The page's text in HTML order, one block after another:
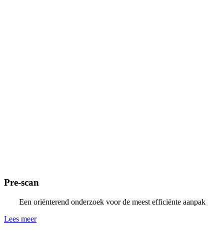
Pre-scan
Een oriënterend onderzoek voor de meest efficiënte aanpak
Lees meer